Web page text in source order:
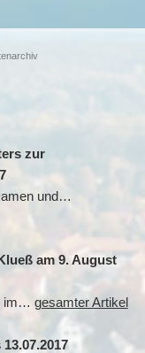
zur
und…
am 9. August
im… gesamter Artikel